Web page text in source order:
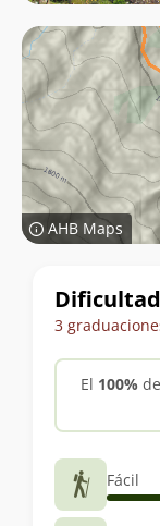
AHB Maps
Datos
del
trekking
Dificultad
3
El 100%
Fácil